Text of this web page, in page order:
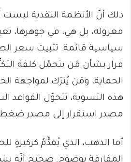
ذلك أنَّ الأنظمة النقدية ليست
معزولة، بل هي، في جوهرها،
سياسية قائمة. تثبيت سعر
قرار بشأن مَن يتحمّل كلفة
الحماية، ومَن يُترَك لمواجهة
هذه التسوية، تتحوّل القواعد
مصدر استقرار إلى مصدر
أما الذهب، الذي يُقدََّمُ كركيزةٍ
المفارقة بوضوح. صحيح أنّه